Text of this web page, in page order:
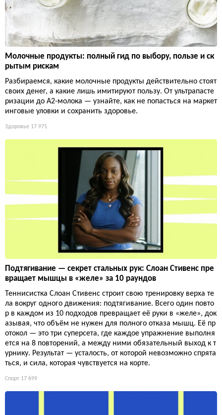
Молочные продукты: полный гид по выбору, пользе и ск
рытым рискам
Разбираемся, какие молочные продукты действительно стоят
своих денег, а какие лишь имитируют пользу. От ультрапасте
ризации до А2-молока — узнайте, как не попасться на маркет
инговые уловки и сохранить здоровье.
Здоровье 17 971
Подтягивание — секрет стальных рук: Слоан Стивенс пре
вращает мышцы в «желе» за 10 раундов
Теннисистка Слоан Стивенс строит свою тренировку верха те
ла вокруг одного движения: подтягивание. Всего один повто
р в каждом из 10 подходов превращает её руки в «желе», док
азывая, что объём не нужен для полного отказа мышц. Её пр
отокол — это три суперсета, где каждое упражнение выполня
ется на 8 повторений, а между ними обязательный выход к т
урнику. Результат — усталость, от которой невозможно спрята
ться, и сила, которая чувствуется на корте.
Спорт 17 699